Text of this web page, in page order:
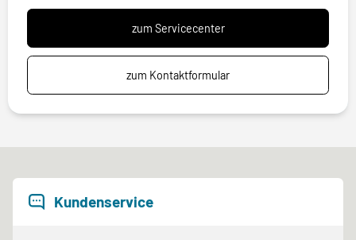
zum Servicecenter
zum Kontaktformular
Kundenservice